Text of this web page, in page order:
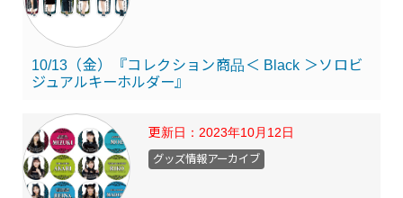
10/13（金）『コレクション商品＜ Black ＞ソロビ
ジュアルキーホルダー』
更新日： 2023年10月12日
グッズ情報アーカイブ